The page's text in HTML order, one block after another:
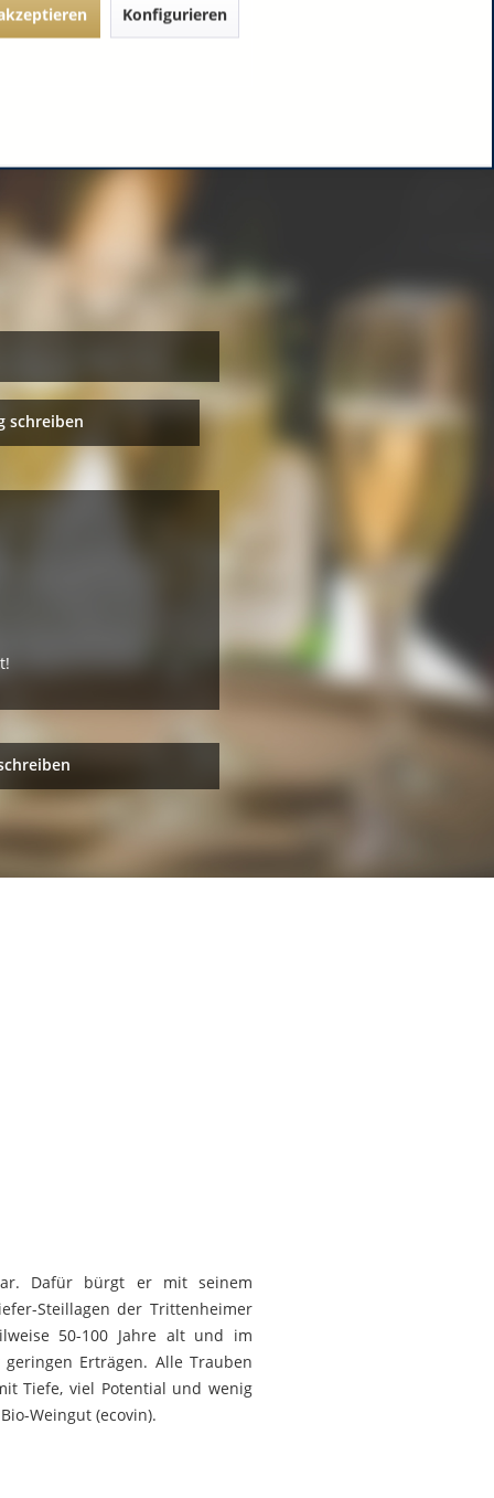
schreiben
Dafür bürgt er mit seinem
Steillagen der Trittenheimer
50-100 Jahre alt und im
Erträgen. Alle Trauben
Tiefe, viel Potential und wenig
Weingut (ecovin).
Konfigurieren